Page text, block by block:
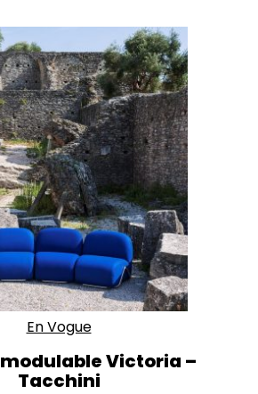
En Vogue
Victoria –
Tacchini